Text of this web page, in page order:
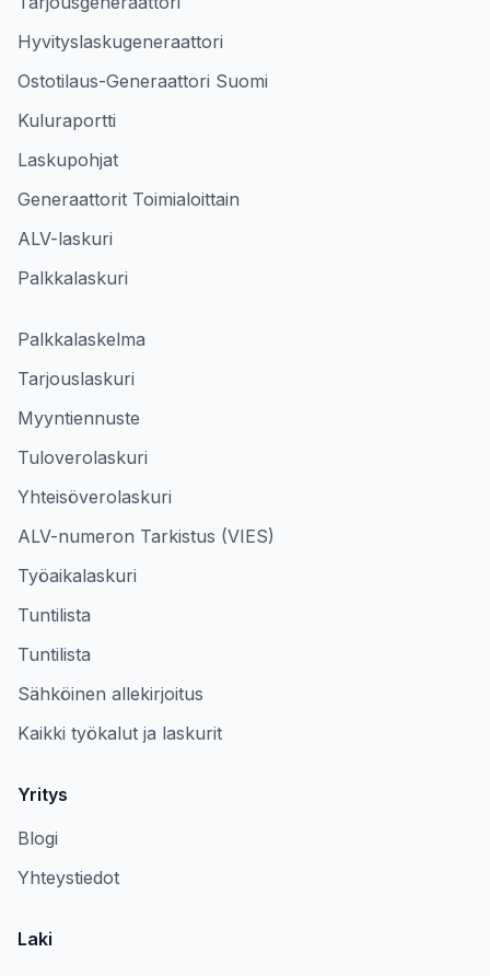
Hyvityslaskugeneraattori
Ostotilaus-Generaattori Suomi
Kuluraportti
Laskupohjat
Generaattorit Toimialoittain
ALV-laskuri
Palkkalaskuri
Palkkalaskelma
Tarjouslaskuri
Myyntiennuste
Tuloverolaskuri
Yhteisöverolaskuri
ALV-numeron Tarkistus (VIES)
Työaikalaskuri
Tuntilista
Tuntilista
Sähköinen allekirjoitus
Kaikki työkalut ja laskurit
Yritys
Blogi
Yhteystiedot
Laki